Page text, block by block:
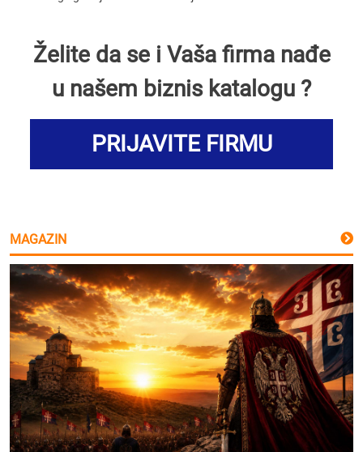
Želite da se i Vaša firma nađe
u našem biznis katalogu ?
PRIJAVITE FIRMU
MAGAZIN